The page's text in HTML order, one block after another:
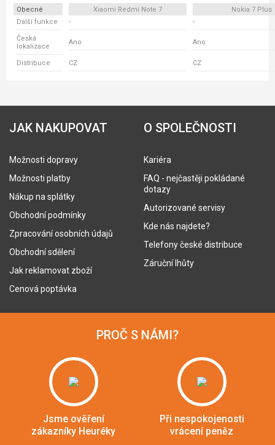
Obecné Xiaomi Redmi Note 7
Nokia 7 Plus
Další funkce
- -
Česká
lokalizace
Ano Ano
Distribuce CZ CZ
JAK NAKUPOVAT
Možnosti dopravy
Možnosti platby
Nákup na splátky
Obchodní podmínky
Zpracování osobních údajů
Obchodní sdělení
Jak reklamovat zboží
Cenová poptávka
O SPOLEČNOSTI
Kariéra
FAQ - nejčastěji pokládané
dotazy
Autorizované servisy
Kde nás najdete?
Telefony české distribuce
Záruční lhůty
PROČ S NÁMI?
Jsme ověření
zákazníky Heuréky
Při nespokojenosti
vrácení peněz